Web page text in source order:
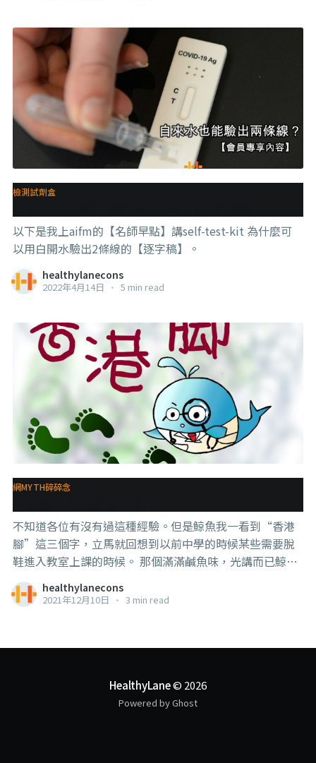
去吃野味。 然後就又有水軍開始在刷說這又是有預謀的銷
售喵喵的手段，歐美國家就是這麼齷齪邋遢才會讓這種動
物身上的疾病傳到人類身上等等。 可是，平心而論，難道
有消息就真的是壞消息？ 沒有消息就是好消息？ . . . 還記
得2019年年底的時候，有一個傳染病開始在某個地方出
現，然而有關單位極力否認，吹哨人被警示和訓誡，連
WHO的總監也幫腔沒有證據顯示這會形成一個疫情，然後
一邊講跟野味沒有關係，一邊把遠近馳名歷史悠久的野味
市場關掉。只要網路上提到某國有病毒開始傳播，就會有
人組團來討伐你的言論。 這就叫沒消息， 然而，這之後發
生了什麼，我想大部分人還歷歷在目。 . . . 這就是公開透明
和不公開不透明的差別，尤其是在傳染病問題上，公開透
明才有機會把疫情扼殺在早期。 尤其是現
檢測試劑盒
以下是我上aifm的【名師早點】講self-test-kit 為什麼可
以用白開水驗出2條線的【逐字稿】。
healthylanecons
2022年4月14日 • 5 min read
網MYTH碎碎念
不知道各位有沒有過這種經驗。但是鯨魚我一看到“香港
腳”這三個字，立馬就回想到以前中學的時候某些需要脫
鞋進入教室上課的時候。 那個滿滿鹹魚味，光講而已鯨魚
就已經能隔著屏幕感受到那大海的味道，怎一個刺激了
得。 腳臭這個問題應該也困擾著各位廣志們。不脫鞋沒
的根本原因其實很簡單，那就是——汗。 我們的腳心汗腺
的營養液。腳只要一出汗，對細菌來說就是突如其來的一
healthylanecons
2021年12月10日 • 3 min read
HealthyLane© 2026
Powered by Ghost